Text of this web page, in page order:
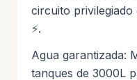
circuito
⚡.
Agua garantizada:
tanques de 3000L